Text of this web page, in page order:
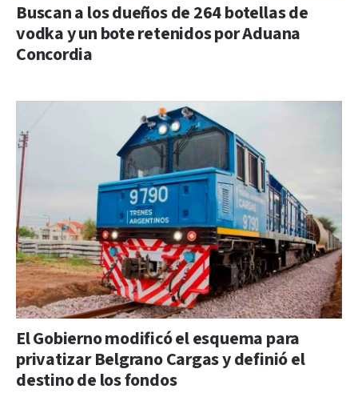
Buscan a los dueños de 264 botellas de
vodka y un bote retenidos por Aduana
Concordia
El Gobierno modificó el esquema para
privatizar Belgrano Cargas y definió el
destino de los fondos